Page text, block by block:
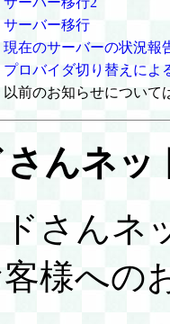
サーバー移行
現在のサーバーの状況報
プロバイダ切り替えによ
以前のお知らせについて
さんネ
ドさん
様への